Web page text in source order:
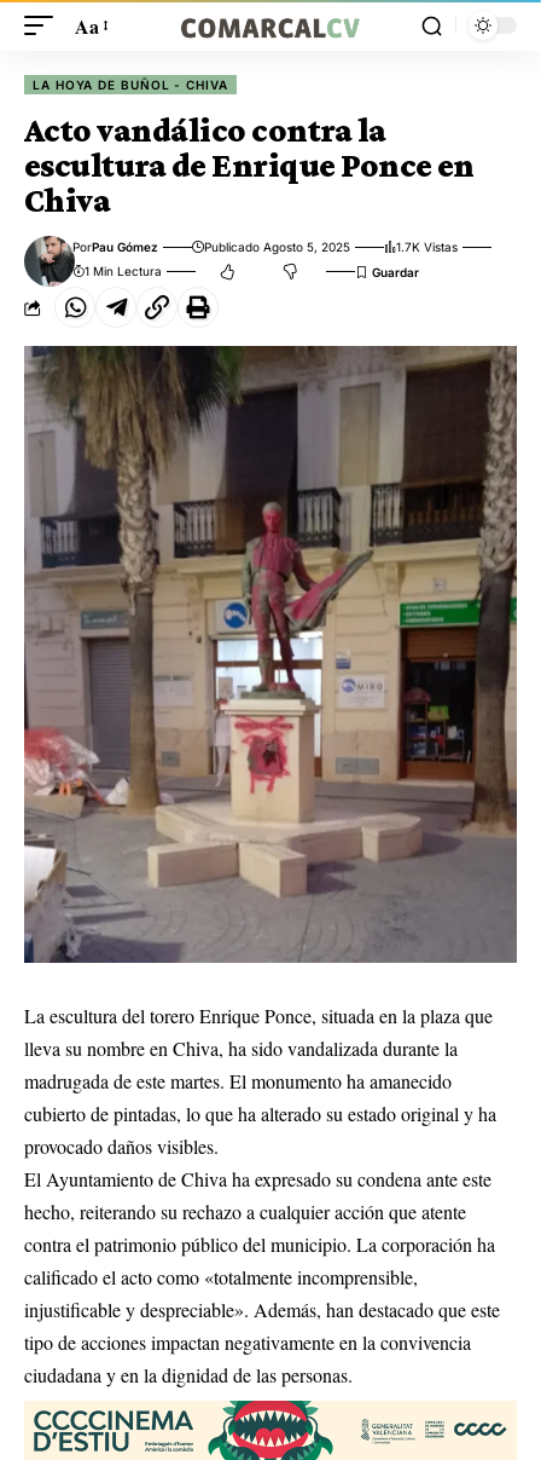
Aa
LA HOYA DE BUÑOL - CHIVA
Acto vandálico contra la
escultura de Enrique Ponce en
Chiva
PorPau Gómez Publicado Agosto 5, 2025
1.7K Vistas
1 Min Lectura
La escultura del torero Enrique Ponce, situada en la plaza que
lleva su nombre en Chiva, ha sido vandalizada durante la
madrugada de este martes. El monumento ha amanecido
cubierto de pintadas, lo que ha alterado su estado original y ha
provocado daños visibles.
El Ayuntamiento de Chiva ha expresado su condena ante este
hecho, reiterando su rechazo a cualquier acción que atente
contra el patrimonio público del municipio. La corporación ha
calificado el acto como «totalmente incomprensible,
injustificable y despreciable». Además, han destacado que este
tipo de acciones impactan negativamente en la convivencia
ciudadana y en la dignidad de las personas.